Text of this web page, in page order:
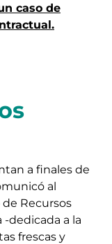
caso de
a finales de
al
Recursos
-dedicada a la
frescas y